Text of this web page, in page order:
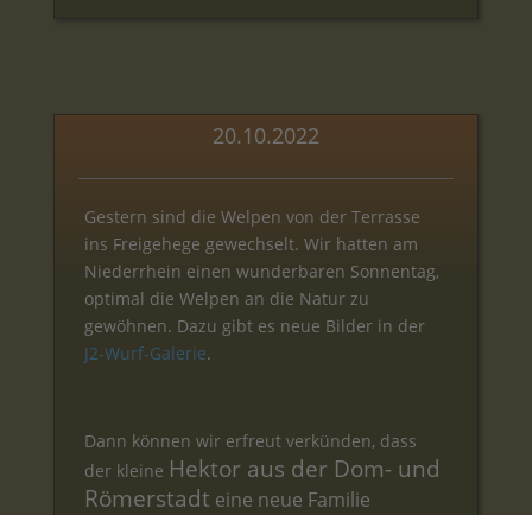
20.10.2022
Gestern sind die Welpen von der Terrasse
ins Freigehege gewechselt. Wir hatten am
Niederrhein einen wunderbaren Sonnentag,
optimal die Welpen an die Natur zu
gewöhnen. Dazu gibt es neue Bilder in der
J2-Wurf-Galerie.
Dann können wir erfreut verkünden, dass
der kleine Hektor aus der Dom- und
Römerstadt eine neue Familie